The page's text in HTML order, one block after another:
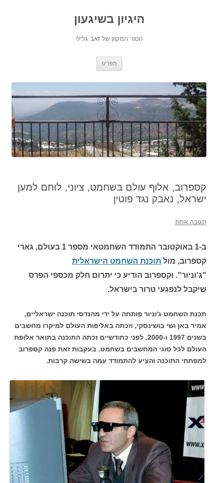
היגיון בשיגעון
הטור המקוון של זאב גלילי
תפריט
קספרוב, אלוף עולם בשחמט, ציוני, לוחם למען
ישראל, נאבק נגד פוטין
תגובה אחת
ב-1 באוקטובר התמודד השחמטאי מספר 1 בעולם, גארי
קספרוב, מול תוכנת השחמט הישראלית
"ג'וניור". וקספרוב הודיע כי יתרום חלק מכספי הפרס
שיקבל לנפגעי טרור בישראל.
תכנת השחמט ג'וניור פותחה על ידי מהנדסי תוכנה ישראליים,
אמיר באן ושי בושינסקי, וזכתה באליפות העולם למיקרו מחשבים
בשנים 1997 ו-2000. לפני כחודשיים זכתה התוכנה בתואר אלופת
העולם לכל סוגי המחשבים בשחמט. בעקבות זאת פנה קספרוב
למפתחי התוכנה והציע להתמודד עמה בשישה קרבות.